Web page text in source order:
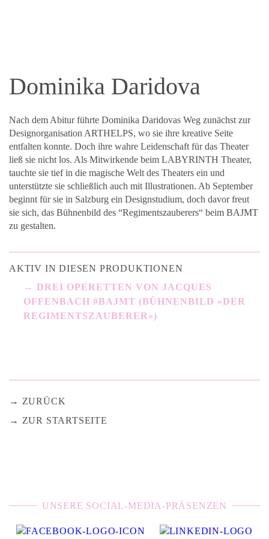
Dominika Daridova
Nach dem Abitur führte Dominika Daridovas Weg zunächst zur
Designorganisation ARTHELPS, wo sie ihre kreative Seite
entfalten konnte. Doch ihre wahre Leidenschaft für das Theater
ließ sie nicht los. Als Mitwirkende beim LABYRINTH Theater,
tauchte sie tief in die magische Welt des Theaters ein und
unterstützte sie schließlich auch mit Illustrationen. Ab September
beginnt für sie in Salzburg ein Designstudium, doch davor freut
sie sich, das Bühnenbild des “Regimentszauberers“ beim BAJMT
zu gestalten.
AKTIV IN DIESEN PRODUKTIONEN
DREI OPERETTEN VON JACQUES
OFFENBACH #BAJMT (BÜHNENBILD »DER
REGIMENTSZAUBERER«)
ZURÜCK
ZUR STARTSEITE
UNSERE SOCIAL-MEDIA-PRÄSENZEN